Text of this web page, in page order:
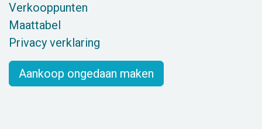
Verkooppunten
Maattabel
Privacy verklaring
Aankoop ongedaan maken